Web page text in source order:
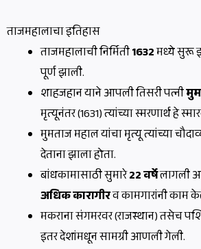
ताजमहालाचा इतिहास
ताजमहालाची निर्मिती1632मध्ये सुरू
पूर्ण झाली.
शाहजहान याने आपली तिसरी पत्नी
मृत्यूनंतर (1631) त्यांच्या स्मरणार्थ हे
मुमताज महाल यांचा मृत्यू त्यांच्या
देताना झाला होता.
बांधकामासाठी सुमारे22 वर्षेलागली
अधिक कारागीरव कामगारांनी काम
मकराना संगमरवर (राजस्थान) तसेच
इतर देशांमधून सामग्री आणली गेली.